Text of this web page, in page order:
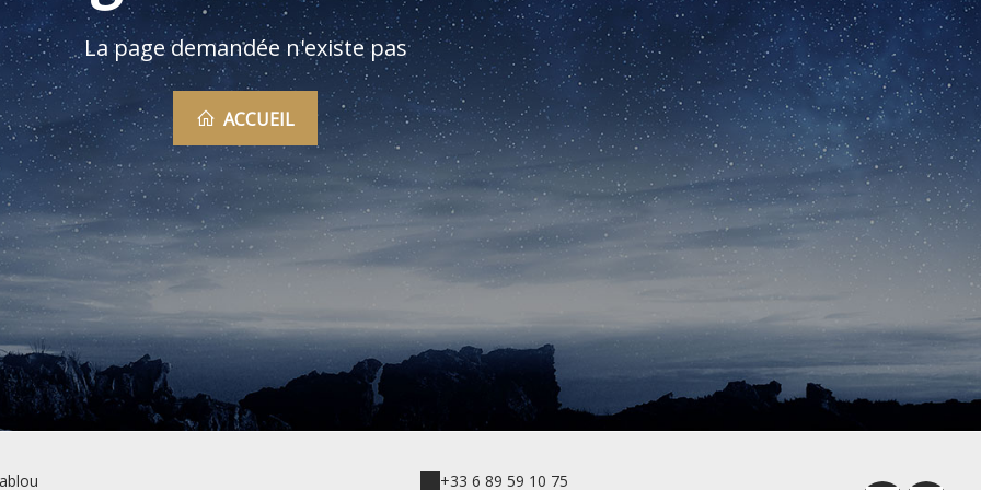
La page demandée n'existe pas
ACCUEIL
+33 6 89 59 10 75